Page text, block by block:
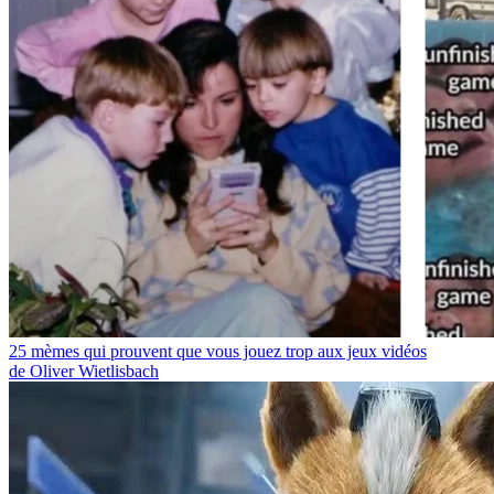
25 mèmes qui prouvent que vous jouez trop aux jeux vidéos
de Oliver Wietlisbach